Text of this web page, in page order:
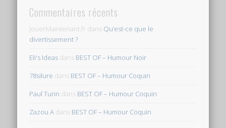
Commentaires récents
JouerMaintenant.fr dans Qu’est-ce que le
divertissement ?
Eli's Ideas dans BEST OF – Humour Noir
78silure dans BEST OF – Humour Coquin
Paul Turin dans BEST OF – Humour Coquin
Zazou A dans BEST OF – Humour Coquin